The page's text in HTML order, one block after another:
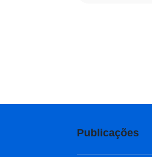
Publicações